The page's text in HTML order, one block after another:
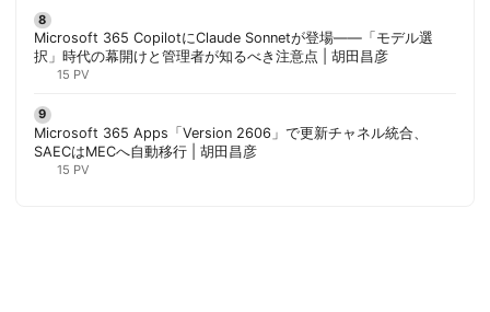
Microsoft 365 CopilotにClaude Sonnetが登場——「モデル選
択」時代の幕開けと管理者が知るべき注意点 | 胡田昌彦
15 PV
Microsoft 365 Apps「Version 2606」で更新チャネル統合、
SAECはMECへ自動移行 | 胡田昌彦
15 PV